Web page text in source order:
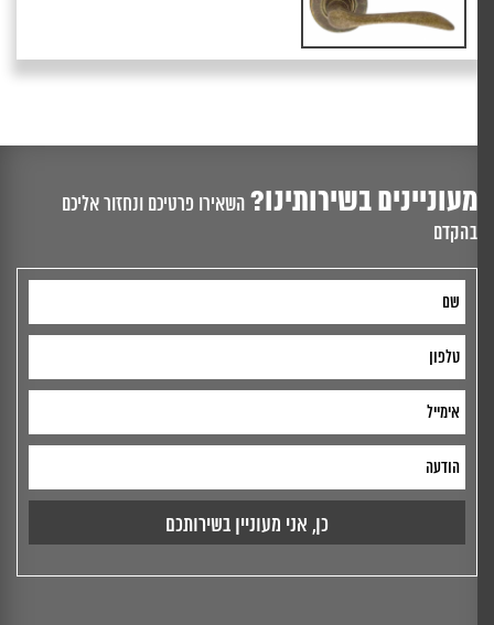
מעוניינים בשירותינו?השאירו פרטיכם ונחזור אליכם
בהקדם